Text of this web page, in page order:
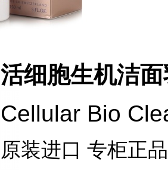
活细胞生机洁
Cellular Bio
原装进口 专柜正品